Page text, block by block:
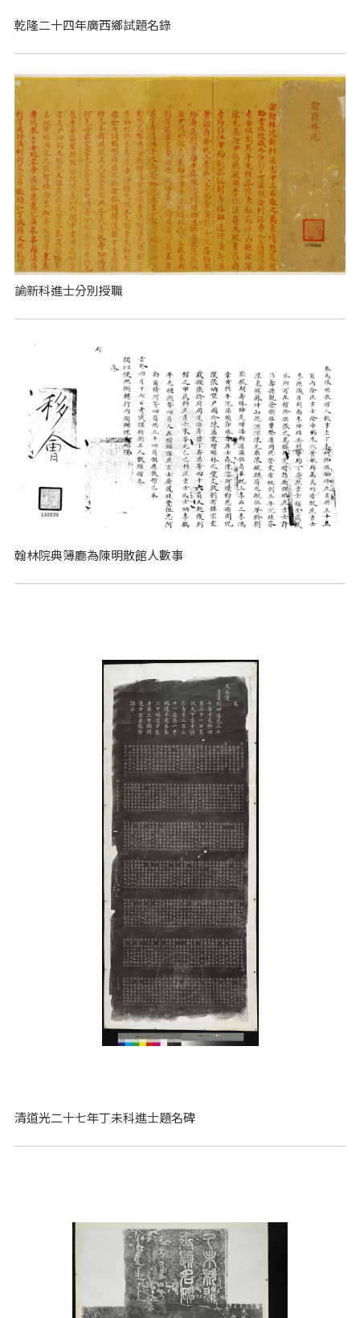
乾隆二十四年廣西鄉試題名錄
諭新科進士分別授職
翰林院典簿廳為陳明散館人數事
清道光二十七年丁未科進士題名碑